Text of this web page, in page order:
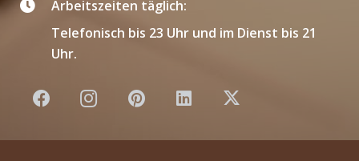
Arbeitszeiten täglich:
Telefonisch bis 23 Uhr und im Dienst bis 21
Uhr.